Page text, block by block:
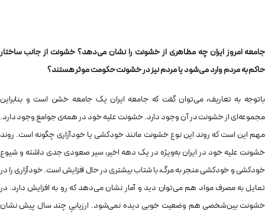
جامعه‌ امروز ایران چه مظاهری از خشونت را نشان می‌دهد؟ خشونت از جانب ساختار
حاکم به مردم وارد می‌شود یا مردم نیز در خشونت حکومت موثر هستند؟
باتوجه به تعاریف، می‌توان گفت که جامعه‌ ایران یک جامعه‌ خشن است و بنابراین
مجموعه‌ای از خشونت در آن وجود دارد. خشونت علیه خود در همه‌ی جوامع وجود دارد.
مهم این است که روند این نوع خشونت مانند خودکشی یا خودآزاری چگونه است. روند
خشونت علیه خود در ایران به‌ویژه در یک دهه اخیر، سیر صعودی جدی داشته و شیوع
خودکشی و خودکشی منجر به مرگ، با شتاب بیشتری در حال افزایش است. خودآزاری را در
تمایل به مصرف مواد هم می‌توان دید و آمار نشان می‌دهد که رو به افزایش دارد. در
خشونت بین‌شخصی هم وضعیت خوبی دیده نمی‌شود. ارزیابیِ چند سال پیش نشان